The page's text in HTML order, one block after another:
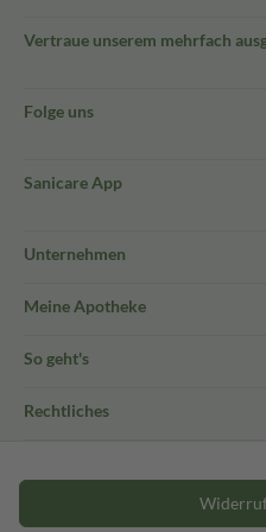
Vertraue unserem mehrfach
Folge uns
Sanicare App
Unternehmen
Meine Apotheke
So geht's
Rechtliches